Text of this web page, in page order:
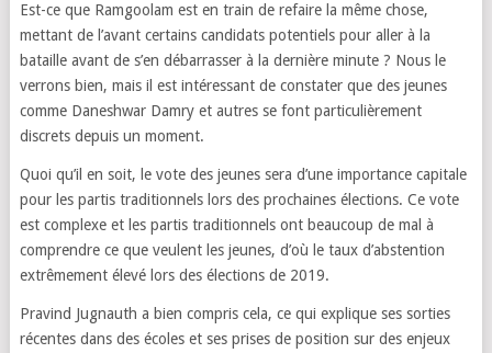
Est-ce que Ramgoolam est en train de refaire la même chose,
mettant de l’avant certains candidats potentiels pour aller à la
bataille avant de s’en débarrasser à la dernière minute ? Nous le
verrons bien, mais il est intéressant de constater que des jeunes
comme Daneshwar Damry et autres se font particulièrement
discrets depuis un moment.
Quoi qu’il en soit, le vote des jeunes sera d’une importance capitale
pour les partis traditionnels lors des prochaines élections. Ce vote
est complexe et les partis traditionnels ont beaucoup de mal à
comprendre ce que veulent les jeunes, d’où le taux d’abstention
extrêmement élevé lors des élections de 2019.
Pravind Jugnauth a bien compris cela, ce qui explique ses sorties
récentes dans des écoles et ses prises de position sur des enjeux